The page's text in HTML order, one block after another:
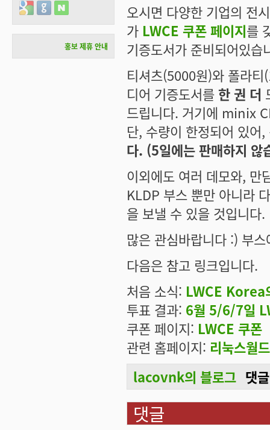
오시면 다양한 기업의 전
가 LWCE 쿠폰 페이지를
기증도서가 준비되어있습
티셔츠(5000원)와 폴라
디어 기증도서를 한 권 더
드립니다. 거기에 minix
단, 수량이 한정되어 있
다. (5일에는 판매하지 않
이외에도 여러 데모와, 만
KLDP 부스 뿐만 아니라
을 보낼 수 있을 것입니다.
많은 관심바랍니다 :) 부
다음은 참고 링크입니다.
처음 소식: LWCE Korea
투표 결과: 6월 5/6/7일
쿠폰 페이지: LWCE 쿠폰
관련 홈페이지: 리눅스월
lacovnk의 블로그 댓
댓글
Login with Google
Login with GitHub
Login with Naver
홍보 제휴 안내